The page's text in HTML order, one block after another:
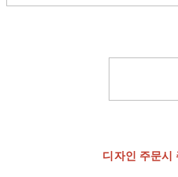
디자인 주문시